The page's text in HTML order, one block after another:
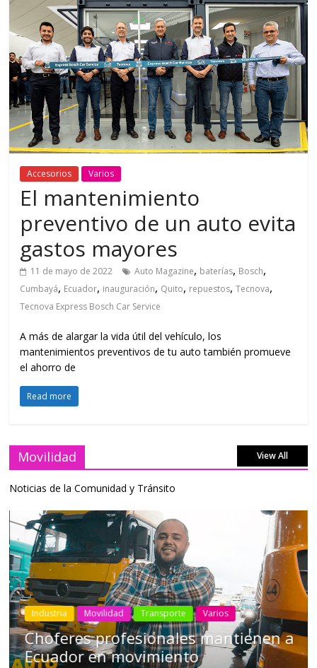
Accesorios Varios
El mantenimiento
preventivo de un auto evita
gastos mayores
11 de mayo de 2022 Auto Magazine, baterías, Bosch,
Cumbayá, Ecuador, inauguración, Quito, repuestos,Tecnova,
Tecnova Express Bosch Car Service
A más de alargar la vida útil del vehículo, los
mantenimientos preventivos de tu auto también promueve
el ahorro de
Read more
Movilidad View All
Noticias de la Comunidad y Tránsito
Industria Movilidad Transporte Varios
Choferes profesionales mantienen a
Ecuador en movimiento